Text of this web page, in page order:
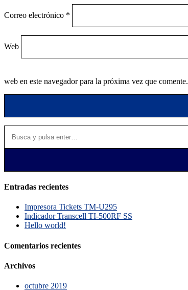
Correo electrónico *
Web
web en este navegador para la próxima vez que comente.
Entradas recientes
Impresora Tickets TM-U295
Indicador Transcell TI-500RF SS
Hello world!
Comentarios recientes
Archivos
octubre 2019